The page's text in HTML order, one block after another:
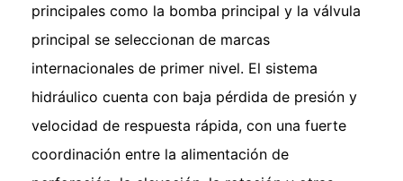
principales como la bomba principal y la válvula
principal se seleccionan de marcas
internacionales de primer nivel. El sistema
hidráulico cuenta con baja pérdida de presión y
velocidad de respuesta rápida, con una fuerte
coordinación entre la alimentación de